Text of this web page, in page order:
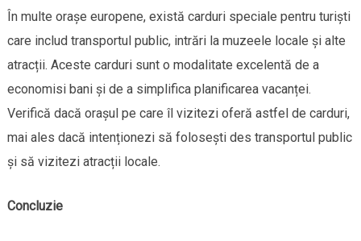
În multe orașe europene, există carduri speciale pentru turiști
care includ transportul public, intrări la muzeele locale și alte
atracții. Aceste carduri sunt o modalitate excelentă de a
economisi bani și de a simplifica planificarea vacanței.
Verifică dacă orașul pe care îl vizitezi oferă astfel de carduri,
mai ales dacă intenționezi să folosești des transportul public
și să vizitezi atracții locale.
Concluzie